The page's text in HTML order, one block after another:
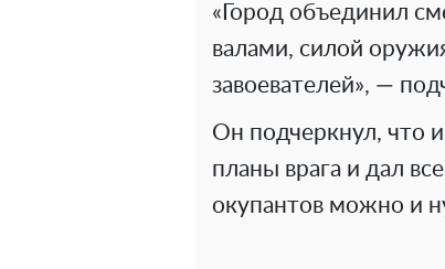
«Город объединил
валами, силой
завоевателей», —
Он подчеркнул, что
планы врага и дал
окупантов можно и